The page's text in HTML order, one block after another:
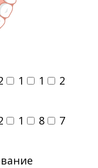
1 1
2
1 8
7